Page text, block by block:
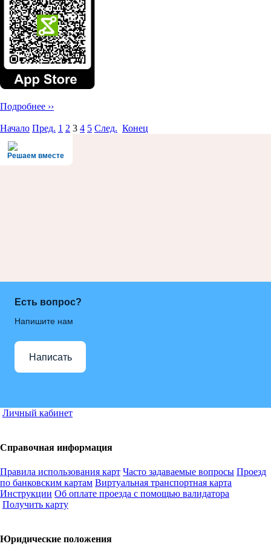
Подробнее ››
Начало Пред. 1 2 3 4 5 След. Конец
Решаем вместе
Есть вопрос?
Напишите нам
Написать
Личный кабинет
Справочная информация
Правила использования карт Часто задаваемые вопросы Проезд
по банковским картам Виртуальная транспортная карта
Инструкции Об оплате проезда с помощью валидатора
Получить карту
Юридические положения